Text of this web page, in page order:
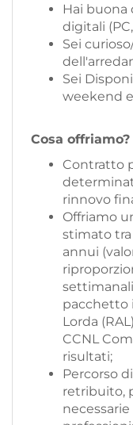
Hai
digitali
Sei
Sei
weekend
Cosa offriamo?
Contratto
rinnovo
Offriamo
stimato
annui
pacchetto
Lorda
CCNL
risultati;
Percorso
retribuito,